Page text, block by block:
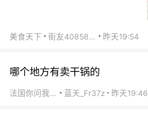
美食天下 街友40858442 昨天19:54
哪个地方有卖干锅的
法国你问我答 蓝天_Fr37z 昨天19:46